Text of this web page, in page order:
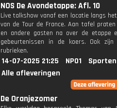
NOS De Avondetappe: Afl. 10
Live talkshow vanaf een locatie langs
van de Tour de France. Aan tafel
en andere gasten na over de etappe
gebeurtenissen in de koers. Ook
rubrieken.
14-07-2025 21:25 NPO1
Alle afleveringen
De Oranjezomer